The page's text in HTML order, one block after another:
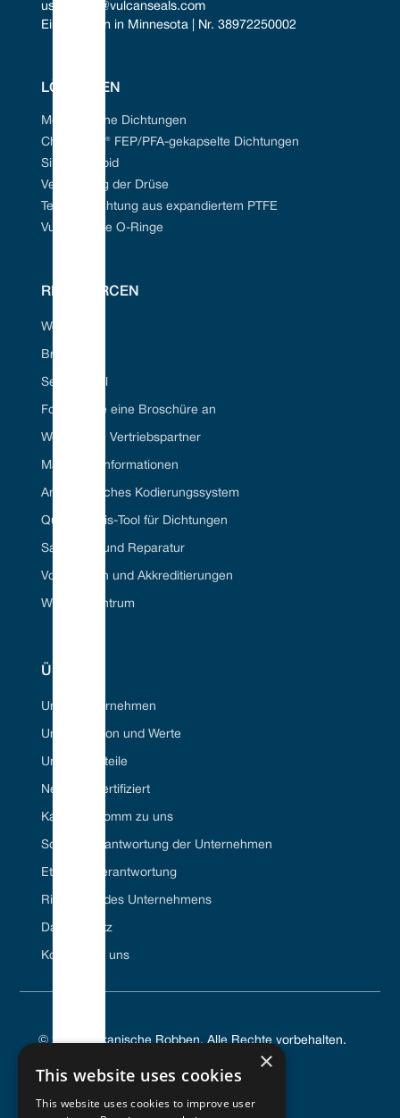
uscontact@vulcanseals.com
Eingetragen in Minnesota | Nr. 38972250002
LÖSUNGEN
Mechanische Dichtungen
Chem-Ring® FEP/PFA-gekapselte Dichtungen
Siliziumkarbid
Verpackung der Drüse
Tefcan® Dichtung aus expandiertem PTFE
Vulkanisierte O-Ringe
RESSOURCEN
Webportal
Branchen
Seal ID Tool
Fordern Sie eine Broschüre an
Werden Sie Vertriebspartner
Materielle Informationen
Amerikanisches Kodierungssystem
Querverweis-Tool für Dichtungen
Sanierung und Reparatur
Vorschriften und Akkreditierungen
Wissenszentrum
ÜBER
Unser Unternehmen
Unsere Vision und Werte
Unsere Vorteile
Net Zero-zertifiziert
Karriere//Komm zu uns
Soziale Verantwortung der Unternehmen
Ethische Verantwortung
Richtlinien des Unternehmens
Datenschutz
Kontaktiere uns
© 2024 Vulkanische Robben. Alle Rechte vorbehalten.
×
This website uses cookies
This website uses cookies to improve user